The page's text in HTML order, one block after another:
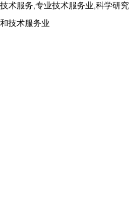
技术服务,专业技术服务业,科学研究
和技术服务业